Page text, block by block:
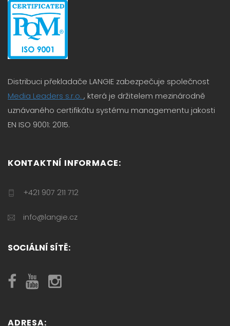
Distribuci překladače LANGIE zabezpečuje společnost
Media Leaders s.r.o. , která je držitelem mezinárodně
uznávaného certifikátu systému managementu jakosti
EN ISO 9001: 2015.
KONTAKTNÍ INFORMACE:
+421 907 211 712
info@langie.cz
SOCIÁLNÍ SÍTĚ:
ADRESA: